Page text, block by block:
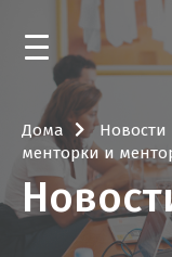
ДОМА
НОВОСТИ
КАЛЕНДАР
Дома Новости
менторки и